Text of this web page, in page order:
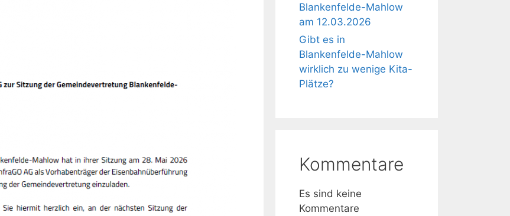
Blankenfelde-Mahlow
am 12.03.2026
Gibt es in
Blankenfelde-Mahlow
wirklich zu wenige Kita-
Plätze?
Kommentare
Es sind keine
Kommentare